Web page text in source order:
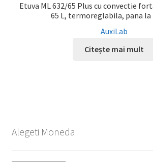
Etuva ML 632/65 Plus cu convectie
65 L, termoreglabila, pana la
AuxiLab
Citește mai mult
Alegeti Moneda